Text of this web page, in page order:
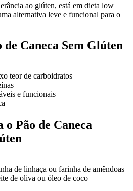
ao glúten, está em dieta low
alternativa leve e funcional para o
de Caneca Sem Glúten
teor de carboidratos
e funcionais
Pão de Caneca
de linhaça ou farinha de amêndoas
de oliva ou óleo de coco